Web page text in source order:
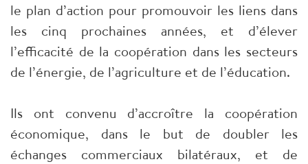
le plan d’action pour promouvoir les liens dans
les cinq prochaines années, et d’élever
l’efficacité de la coopération dans les secteurs
de l’énergie, de l’agriculture et de l’éducation.
Ils ont convenu d’accroître la coopération
économique, dans le but de doubler les
échanges commerciaux bilatéraux, et de